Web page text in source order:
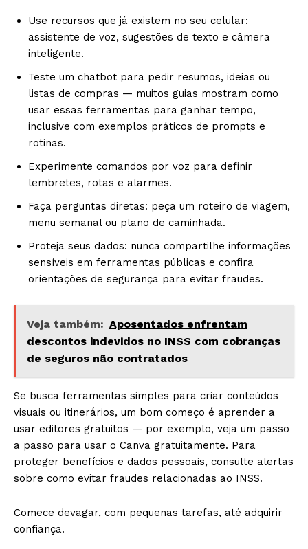
Use recursos que já existem no seu celular:
assistente de voz, sugestões de texto e câmera
inteligente.
Teste um chatbot para pedir resumos, ideias ou
listas de compras — muitos guias mostram como
usar essas ferramentas para ganhar tempo,
inclusive com exemplos práticos de prompts e
rotinas.
Experimente comandos por voz para definir
lembretes, rotas e alarmes.
Faça perguntas diretas: peça um roteiro de viagem,
menu semanal ou plano de caminhada.
Proteja seus dados: nunca compartilhe informações
sensíveis em ferramentas públicas e confira
orientações de segurança para evitar fraudes.
Veja também: Aposentados enfrentam
descontos indevidos no INSS com cobranças
de seguros não contratados
Se busca ferramentas simples para criar conteúdos
visuais ou itinerários, um bom começo é aprender a
usar editores gratuitos — por exemplo, veja um passo
a passo para usar o Canva gratuitamente. Para
proteger benefícios e dados pessoais, consulte alertas
sobre como evitar fraudes relacionadas ao INSS.
Comece devagar, com pequenas tarefas, até adquirir
confiança.